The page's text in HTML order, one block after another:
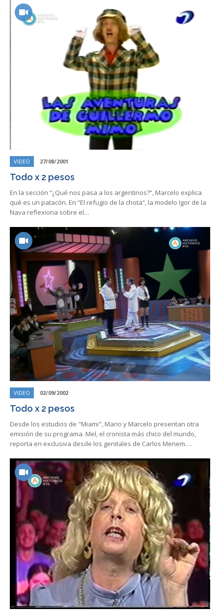
VIDEO 27/08/2001
Todo x 2 pesos
En la sección “¿Qué nos pasa a los argentinos?”, Marcelo explica
qué es un patacón. En “El refugio de la chota”, la modelo Igor de la
Nava reflexiona sobre el…
VIDEO 02/09/2002
Todo x 2 pesos
Desde los estudios de "Miami", Mario y Marcelo presentan otra
emisión de su programa. Mel, el cronista más chico del mundo,
reporta en exclusiva desde los genitales de Carlos Menem.…